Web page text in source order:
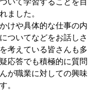
ました。
けや具体的な仕事の内
ついてなどをお話しさ
考えている皆さんも多
応答でも積極的に質問
が職業に対しての興味
。